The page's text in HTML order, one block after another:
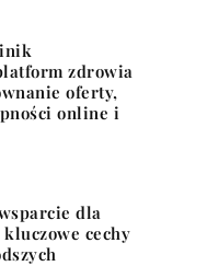
zdrowia
oferty,
online i
dla
cechy